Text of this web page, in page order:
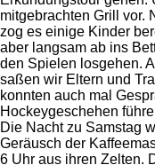
mitgebrachten Grill vor.
zog es einige Kinder
aber langsam ab ins
den Spielen losgehen.
saßen wir Eltern und
konnten auch mal
Hockeygeschehen
Die Nacht zu Samstag
Geräusch der
6 Uhr aus ihren Zelten.